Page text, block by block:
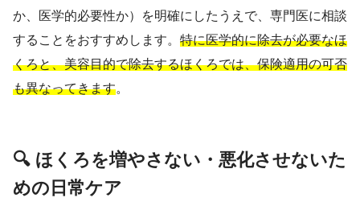
か、医学的必要性か）を明確にしたうえで、専門医に相談
することをおすすめします。 特に医学的に除去が必要なほ
くろと、美容目的で除去するほくろでは、保険適用の可否
も異なってきます。
🔍 ほくろを増やさない・悪化させないた
めの日常ケア